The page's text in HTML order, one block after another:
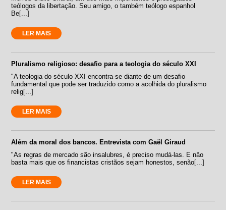
teólogos da libertação. Seu amigo, o também teólogo espanhol
Be[...]
LER MAIS
Pluralismo religioso: desafio para a teologia do século XXI
"A teologia do século XXI encontra-se diante de um desafio
fundamental que pode ser traduzido como a acolhida do pluralismo
relig[...]
LER MAIS
Além da moral dos bancos. Entrevista com Gaël Giraud
"As regras de mercado são insalubres, é preciso mudá-las. E não
basta mais que os financistas cristãos sejam honestos, senão[...]
LER MAIS